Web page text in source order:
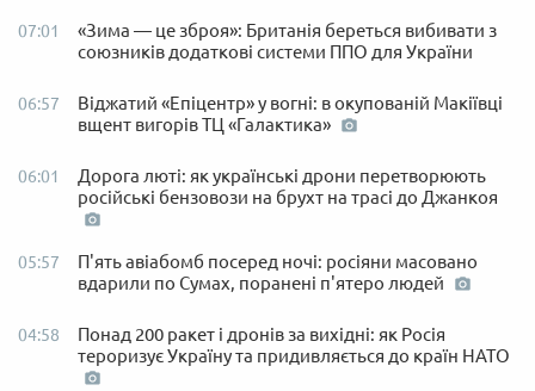
07:01
«Зима — це зброя»: Британія береться вибивати з
союзників додаткові системи ППО для України
06:57
Віджатий «Епіцентр» у вогні: в окупованій Макіївці
вщент вигорів ТЦ «Галактика»
06:01
Дорога люті: як українські дрони перетворюють
російські бензовози на брухт на трасі до Джанкоя
05:57
П'ять авіабомб посеред ночі: росіяни масовано
вдарили по Сумах, поранені п'ятеро людей
04:58
Понад 200 ракет і дронів за вихідні: як Росія
тероризує Україну та придивляється до країн НАТО